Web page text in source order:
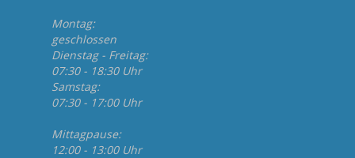
Montag:
geschlossen
Dienstag - Freitag:
07:30 - 18:30 Uhr
Samstag:
07:30 - 17:00 Uhr
Mittagpause:
12:00 - 13:00 Uhr